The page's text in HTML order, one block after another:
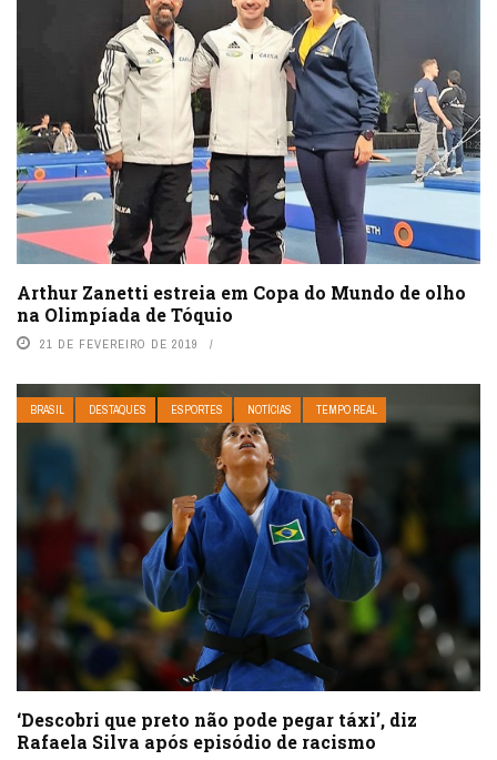
Arthur Zanetti estreia em Copa do Mundo de olho
na Olimpíada de Tóquio
21 DE FEVEREIRO DE 2019
BRASIL DESTAQUES ESPORTES NOTÍCIAS TEMPO REAL
‘Descobri que preto não pode pegar táxi’, diz
Rafaela Silva após episódio de racismo